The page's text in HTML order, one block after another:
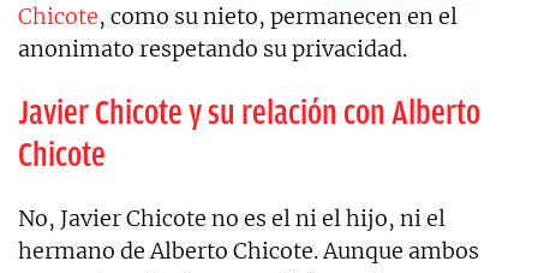
Chicote, como su nieto, permanecen en el
anonimato respetando su privacidad.
Javier Chicote y su relación con Alberto
Chicote
No, Javier Chicote no es el ni el hijo, ni el
hermano de Alberto Chicote. Aunque ambos